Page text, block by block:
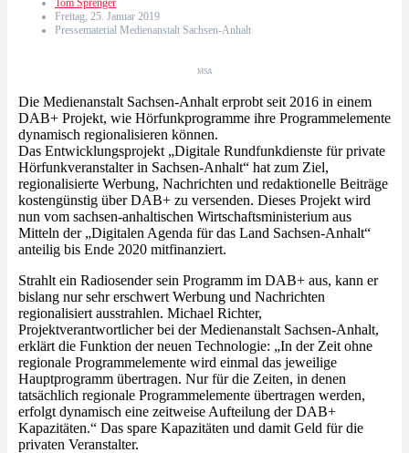
Tom Sprenger
Freitag, 25. Januar 2019
Pressematerial Medienanstalt Sachsen-Anhalt
MSA
Die Medienanstalt Sachsen-Anhalt erprobt seit 2016 in einem
DAB+ Projekt, wie Hörfunkprogramme ihre Programmelemente
dynamisch regionalisieren können.
Das Entwicklungsprojekt „Digitale Rundfunkdienste für private
Hörfunkveranstalter in Sachsen-Anhalt“ hat zum Ziel,
regionalisierte Werbung, Nachrichten und redaktionelle Beiträge
kostengünstig über DAB+ zu versenden. Dieses Projekt wird
nun vom sachsen-anhaltischen Wirtschaftsministerium aus
Mitteln der „Digitalen Agenda für das Land Sachsen-Anhalt“
anteilig bis Ende 2020 mitfinanziert.
Strahlt ein Radiosender sein Programm im DAB+ aus, kann er
bislang nur sehr erschwert Werbung und Nachrichten
regionalisiert ausstrahlen. Michael Richter,
Projektverantwortlicher bei der Medienanstalt Sachsen-Anhalt,
erklärt die Funktion der neuen Technologie: „In der Zeit ohne
regionale Programmelemente wird einmal das jeweilige
Hauptprogramm übertragen. Nur für die Zeiten, in denen
tatsächlich regionale Programmelemente übertragen werden,
erfolgt dynamisch eine zeitweise Aufteilung der DAB+
Kapazitäten.“ Das spare Kapazitäten und damit Geld für die
privaten Veranstalter.